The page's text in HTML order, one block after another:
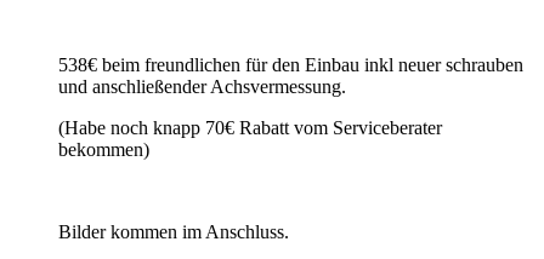
538€ beim freundlichen für den Einbau inkl neuer schrauben
und anschließender Achsvermessung.
(Habe noch knapp 70€ Rabatt vom Serviceberater
bekommen)
Bilder kommen im Anschluss.